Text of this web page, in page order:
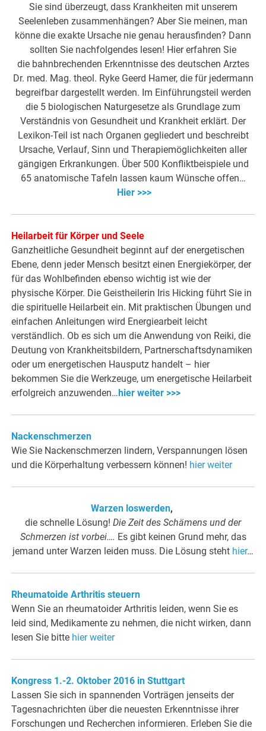
Sie sind überzeugt, dass Krankheiten mit unserem
Seelenleben zusammenhängen? Aber Sie meinen, man
könne die exakte Ursache nie genau herausfinden? Dann
sollten Sie nachfolgendes lesen! Hier erfahren Sie
die bahnbrechenden Erkenntnisse des deutschen Arztes
Dr. med. Mag. theol. Ryke Geerd Hamer, die für jedermann
begreifbar dargestellt werden. Im Einführungsteil werden
die 5 biologischen Naturgesetze als Grundlage zum
Verständnis von Gesundheit und Krankheit erklärt. Der
Lexikon-Teil ist nach Organen gegliedert und beschreibt
Ursache, Verlauf, Sinn und Therapiemöglichkeiten aller
gängigen Erkrankungen. Über 500 Konfliktbeispiele und
65 anatomische Tafeln lassen kaum Wünsche offen…
Hier >>>
Heilarbeit für Körper und Seele
Ganzheitliche Gesundheit beginnt auf der energetischen
Ebene, denn jeder Mensch besitzt einen Energiekörper, der
für das Wohlbefinden ebenso wichtig ist wie der
physische Körper. Die Geistheilerin Iris Hicking führt Sie in
die spirituelle Heilarbeit ein. Mit praktischen Übungen und
einfachen Anleitungen wird Energiearbeit leicht
verständlich. Ob es sich um die Anwendung von Reiki, die
Deutung von Krankheitsbildern, Partnerschaftsdynamiken
oder um energetischen Hausputz handelt – hier
bekommen Sie die Werkzeuge, um energetische Heilarbeit
erfolgreich anzuwenden…hier weiter >>>
Nackenschmerzen
Wie Sie Nackenschmerzen lindern, Verspannungen lösen
und die Körperhaltung verbessern können! hier weiter
Warzen loswerden,
die schnelle Lösung! Die Zeit des Schämens und der
Schmerzen ist vorbei…. Es gibt keinen Grund mehr, das
jemand unter Warzen leiden muss. Die Lösung steht hier…
Rheumatoide Arthritis steuern
Wenn Sie an rheumatoider Arthritis leiden, wenn Sie es
leid sind, Medikamente zu nehmen, die nicht wirken, dann
lesen Sie bitte hier weiter
Kongress 1.-2. Oktober 2016 in Stuttgart
Lassen Sie sich in spannenden Vorträgen jenseits der
Tagesnachrichten über die neuesten Erkenntnisse ihrer
Forschungen und Recherchen informieren. Erleben Sie die